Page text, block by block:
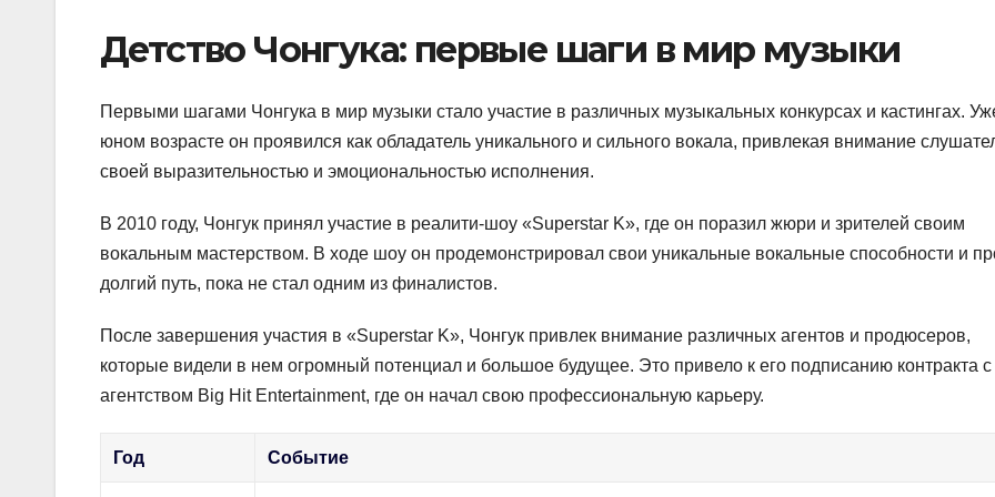
Детство Чонгука: первые шаги в мир музыки
Первыми шагами Чонгука в мир музыки стало участие в различных музыкальных конкурсах и кастингах.
юном возрасте он проявился как обладатель уникального и сильного вокала, привлекая внимание
своей выразительностью и эмоциональностью исполнения.
В 2010 году, Чонгук принял участие в реалити-шоу «Superstar K», где он поразил жюри и зрителей своим
вокальным мастерством. В ходе шоу он продемонстрировал свои уникальные вокальные способности и
долгий путь, пока не стал одним из финалистов.
После завершения участия в «Superstar K», Чонгук привлек внимание различных агентов и продюсеров,
которые видели в нем огромный потенциал и большое будущее. Это привело к его подписанию контракта с
агентством Big Hit Entertainment, где он начал свою профессиональную карьеру.
Год Событие